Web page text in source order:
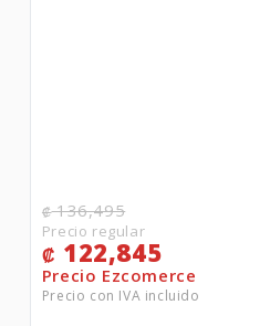
₡136,495
₡ 122,845